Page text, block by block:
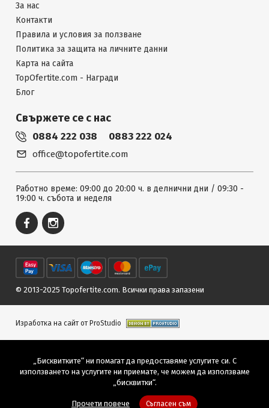
За нас
Контакти
Правила и условия за ползване
Политика за защита на личните данни
Карта на сайта
TopOfertite.com - Награди
Блог
Свържете се с нас
0884 222 038 0883 222 024
office@topofertite.com
Работно време: 09:00 до 20:00 ч. в делнични дни / 09:30 -
19:00 ч. събота и неделя
© 2013-2025 Topofertite.com. Всички права запазени
Изработка на сайт от ProStudio
„Бисквитките“ ни помагат да предоставяме услугите си. С
използването на услугите ни приемате, че можем да използваме
„бисквитки“.
Прочети повече Съгласен съм